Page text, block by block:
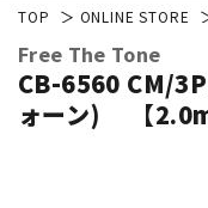
TOP ONLINE STORE
Free The Tone
CB-6560 CM/
ォーン) 【2.0m